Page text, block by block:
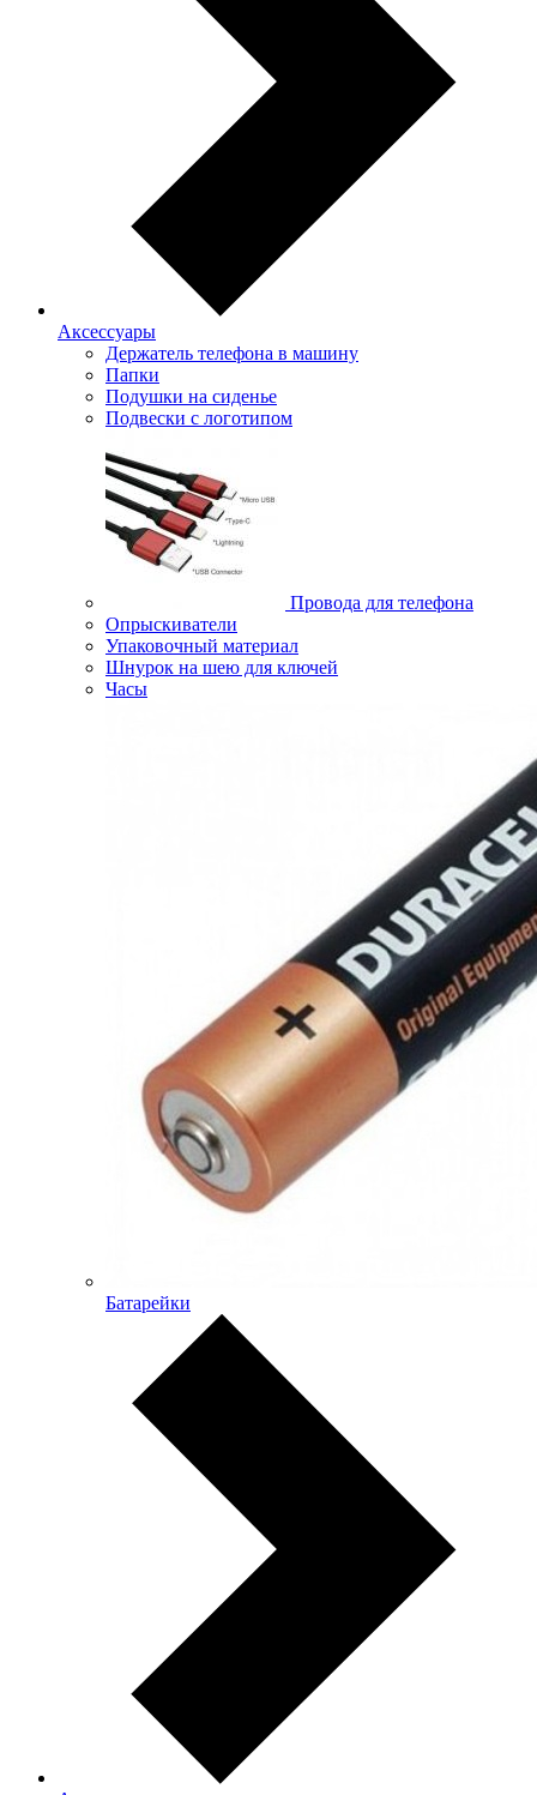
Аксессуары
Держатель телефона в машину
Папки
Подушки на сиденье
Подвески с логотипом
Провода для телефона
Опрыскиватели
Упаковочный материал
Шнурок на шею для ключей
Часы
Батарейки